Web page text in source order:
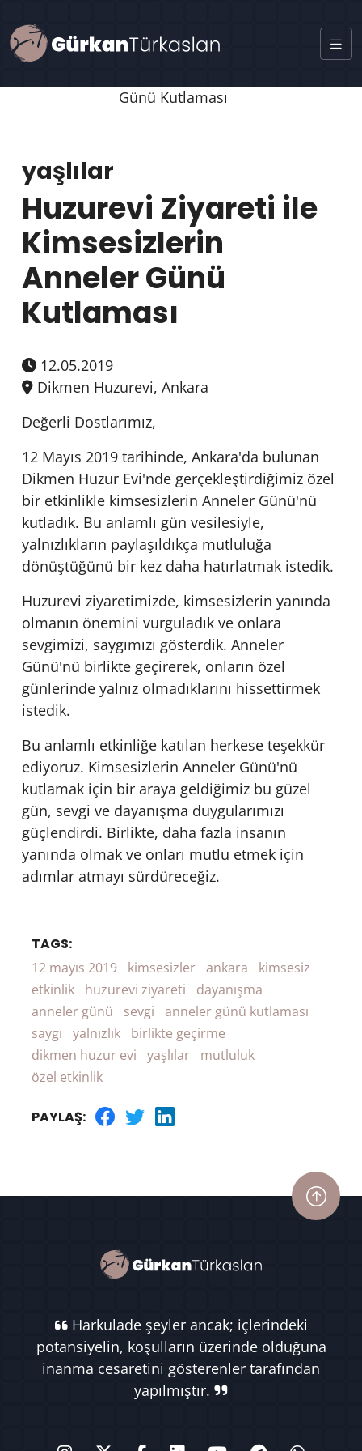
yaşlılar
Huzurevi Ziyareti ile
Kimsesizlerin
Anneler Günü
Kutlaması
12.05.2019
Dikmen Huzurevi, Ankara
Değerli Dostlarımız,
12 Mayıs 2019 tarihinde, Ankara'da bulunan
Dikmen Huzur Evi'nde gerçekleştirdiğimiz özel
bir etkinlikle kimsesizlerin Anneler Günü'nü
kutladık. Bu anlamlı gün vesilesiyle,
yalnızlıkların paylaşıldıkça mutluluğa
dönüştüğünü bir kez daha hatırlatmak istedik.
Huzurevi ziyaretimizde, kimsesizlerin yanında
olmanın önemini vurguladık ve onlara
sevgimizi, saygımızı gösterdik. Anneler
Günü'nü birlikte geçirerek, onların özel
günlerinde yalnız olmadıklarını hissettirmek
istedik.
Bu anlamlı etkinliğe katılan herkese teşekkür
ediyoruz. Kimsesizlerin Anneler Günü'nü
kutlamak için bir araya geldiğimiz bu güzel
gün, sevgi ve dayanışma duygularımızı
güçlendirdi. Birlikte, daha fazla insanın
yanında olmak ve onları mutlu etmek için
adımlar atmayı sürdüreceğiz.
TAGS:
12 mayıs 2019 kimsesizler ankara
kimsesiz
etkinlik
huzurevi ziyareti
dayanışma
anneler günü
sevgi
anneler günü kutlaması
saygı
yalnızlık
birlikte geçirme
dikmen huzur evi
yaşlılar
mutluluk
özel etkinlik
PAYLAŞ:
Harkulade şeyler ancak; içlerindeki
potansiyelin, koşulların üzerinde olduğuna
inanma cesaretini gösterenler tarafından
yapılmıştır.